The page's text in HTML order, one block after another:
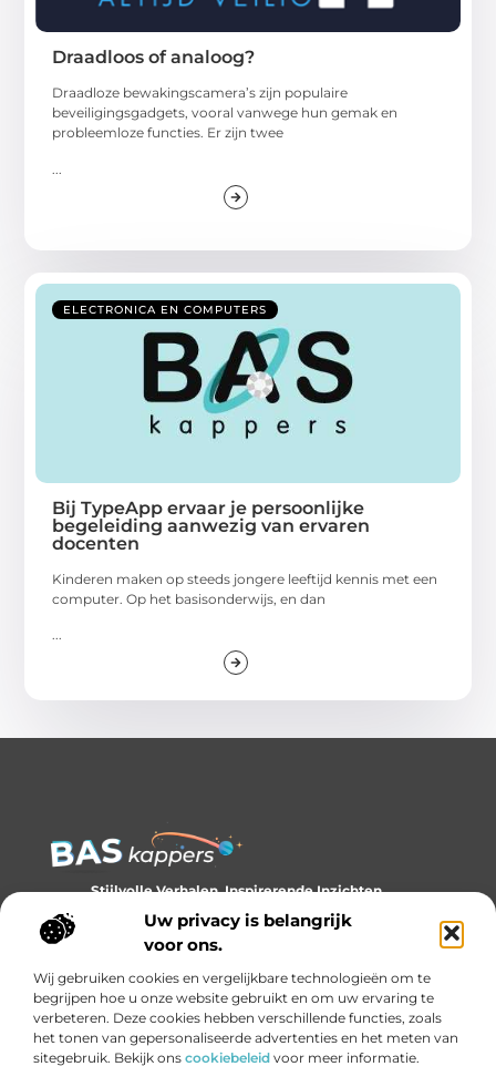
Uw privacy is belangrijk
voor ons.
Wij gebruiken cookies en vergelijkbare technologieën om te
begrijpen hoe u onze website gebruikt en om uw ervaring te
verbeteren. Deze cookies hebben verschillende functies, zoals
het tonen van gepersonaliseerde advertenties en het meten van
sitegebruik. Bekijk ons cookiebeleid voor meer informatie.
Draadloos of analoog?
Draadloze bewakingscamera’s zijn populaire
beveiligingsgadgets, vooral vanwege hun gemak en
probleemloze functies. Er zijn twee
ELECTRONICA EN COMPUTERS
Bij TypeApp ervaar je persoonlijke
begeleiding aanwezig van ervaren
docenten
Kinderen maken op steeds jongere leeftijd kennis met een
computer. Op het basisonderwijs, en dan
...
Stijlvolle Verhalen, Inspirerende Inzichten.
Ontdek trends, tips en verhalen die je kijk op stijl verrijken.
Bericht categorie
Onze informatie